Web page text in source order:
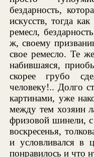
бездарность,
искусств, тогда
ремесл,
ж, своему
свое ремесло. Те
набившаяся,
скорее грубо
человеку!.. Долго
картинами, уже
между тем хозяин
фризовой шинели,
воскресенья,
и условливался в
понравилось и что